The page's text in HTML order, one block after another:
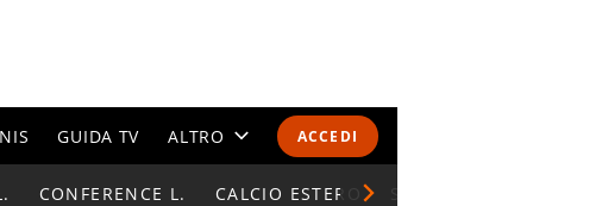
ACCEDI
GUIDA TV ALTRO
CALENDARI E CLASSIFICHE
CONFERENCE L. CALCIO ESTERO